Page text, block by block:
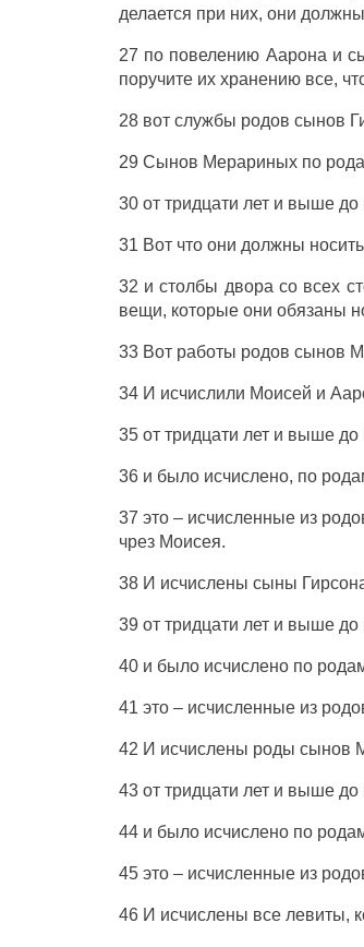
делается при них, они должны
27 по повелению Аарона и
поручитеих хранениювсе,
28 вот службы родов сынов
29 Сынов Мерариныхпо
30 от тридцати лети вышедо
31 Вот что они должны носить
32 истолбы двора со всех
вещи, которые они обязаны
33 Вот работы родов сынов
34 И исчислили Моисей и
35 от тридцати лети вышедо
36 и было исчислено, по
37 это – исчисленныеиз
чрез Моисея.
38 И исчислены сыны
39 от тридцати лети вышедо
40 и было исчисленопо
41 это – исчисленныеиз
42 И исчислены роды сынов
43 от тридцати лети вышедо
44 и было исчисленопо
45 это – исчисленныеиз
46 И исчислены все левиты,